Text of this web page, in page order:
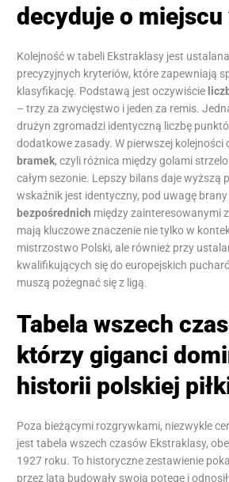
decyduje o miejscu
Kolejność w tabeli Ekstraklasy jest
precyzyjnych kryteriów, które zapewniają
klasyfikację. Podstawą jest oczywiście
– trzy za zwycięstwo i jeden za remis.
drużyn zgromadzi identyczną liczbę
dodatkowe zasady. W pierwszej kolejności
bramek, czyli różnica między golami
całym sezonie. Lepszy bilans daje wyższą
wskaźnik jest identyczny, pod uwagę
bezpośrednich między zainteresowanymi
mają kluczowe znaczenie nie tylko w
mistrzostwo Polski, ale również przy
kwalifikujących się do europejskich
muszą pożegnać się z ligą.
Tabela wszech
którzy giganci
historii polskiej
Poza bieżącymi rozgrywkami, niezwykle
jest tabela wszech czasów Ekstraklasy,
1927 roku. To historyczne zestawienie
przez lata budowały swoją potęgę i